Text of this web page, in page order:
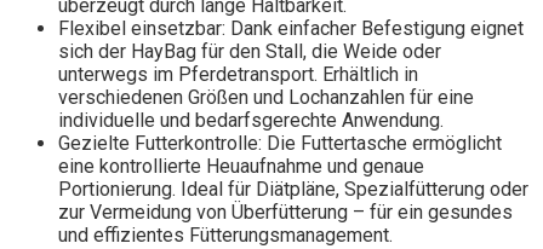
überzeugt durch lange Haltbarkeit.
Flexibel einsetzbar: Dank einfacher Befestigung eignet
sich der HayBag für den Stall, die Weide oder
unterwegs im Pferdetransport. Erhältlich in
verschiedenen Größen und Lochanzahlen für eine
individuelle und bedarfsgerechte Anwendung.
Gezielte Futterkontrolle: Die Futtertasche ermöglicht
eine kontrollierte Heuaufnahme und genaue
Portionierung. Ideal für Diätpläne, Spezialfütterung oder
zur Vermeidung von Überfütterung – für ein gesundes
und effizientes Fütterungsmanagement.